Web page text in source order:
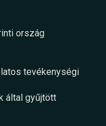
ország
tevékenységi
által gyűjtött